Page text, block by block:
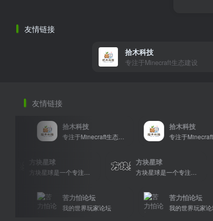
友情链接
拾木科技
专注于Minecraft生态建设
友情链接
拾木科技
专注于Minecraft生态建设
拾木科技
专注于Minecraft生态建设
方块星球
方块星球是一个专注于我的世界的中文论坛，提供丰富的资源分享、玩家交流和创意展示，包括地图、皮肤、数据包等内容，打造Minecraft玩家的专属社区乐园！
方块星球
苦力怕论坛
我的世界玩家论坛
苦力怕论坛
我的世界玩家论坛